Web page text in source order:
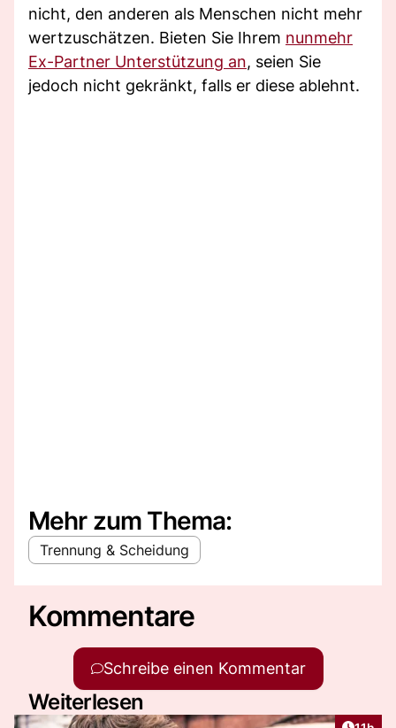
nicht, den anderen als Menschen nicht mehr
wertzuschätzen. Bieten Sie Ihrem nunmehr
Ex-Partner Unterstützung an, seien Sie
jedoch nicht gekränkt, falls er diese ablehnt.
Mehr zum Thema:
Trennung & Scheidung
Kommentare
Schreibe einen Kommentar
Weiterlesen